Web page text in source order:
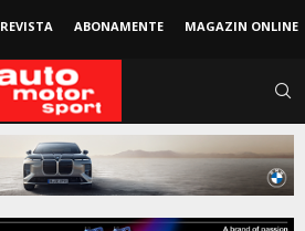
REVISTA ABONAMENTE MAGAZIN ONLINE